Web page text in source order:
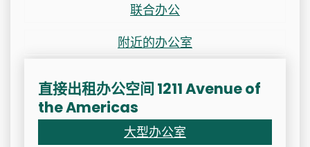
联合办公
附近的办公室
直接出租办公空间 1211 Avenue of
the Americas
大型办公室